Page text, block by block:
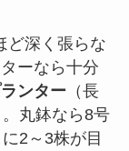
ど深く張らな
ーなら十分
ンター （長
丸鉢なら8号
2～3株が目